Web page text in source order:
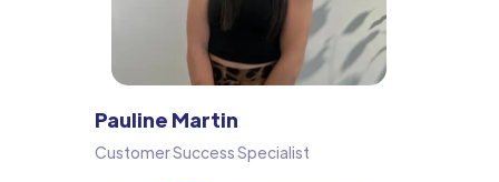
Pauline Martin
Customer Success Specialist